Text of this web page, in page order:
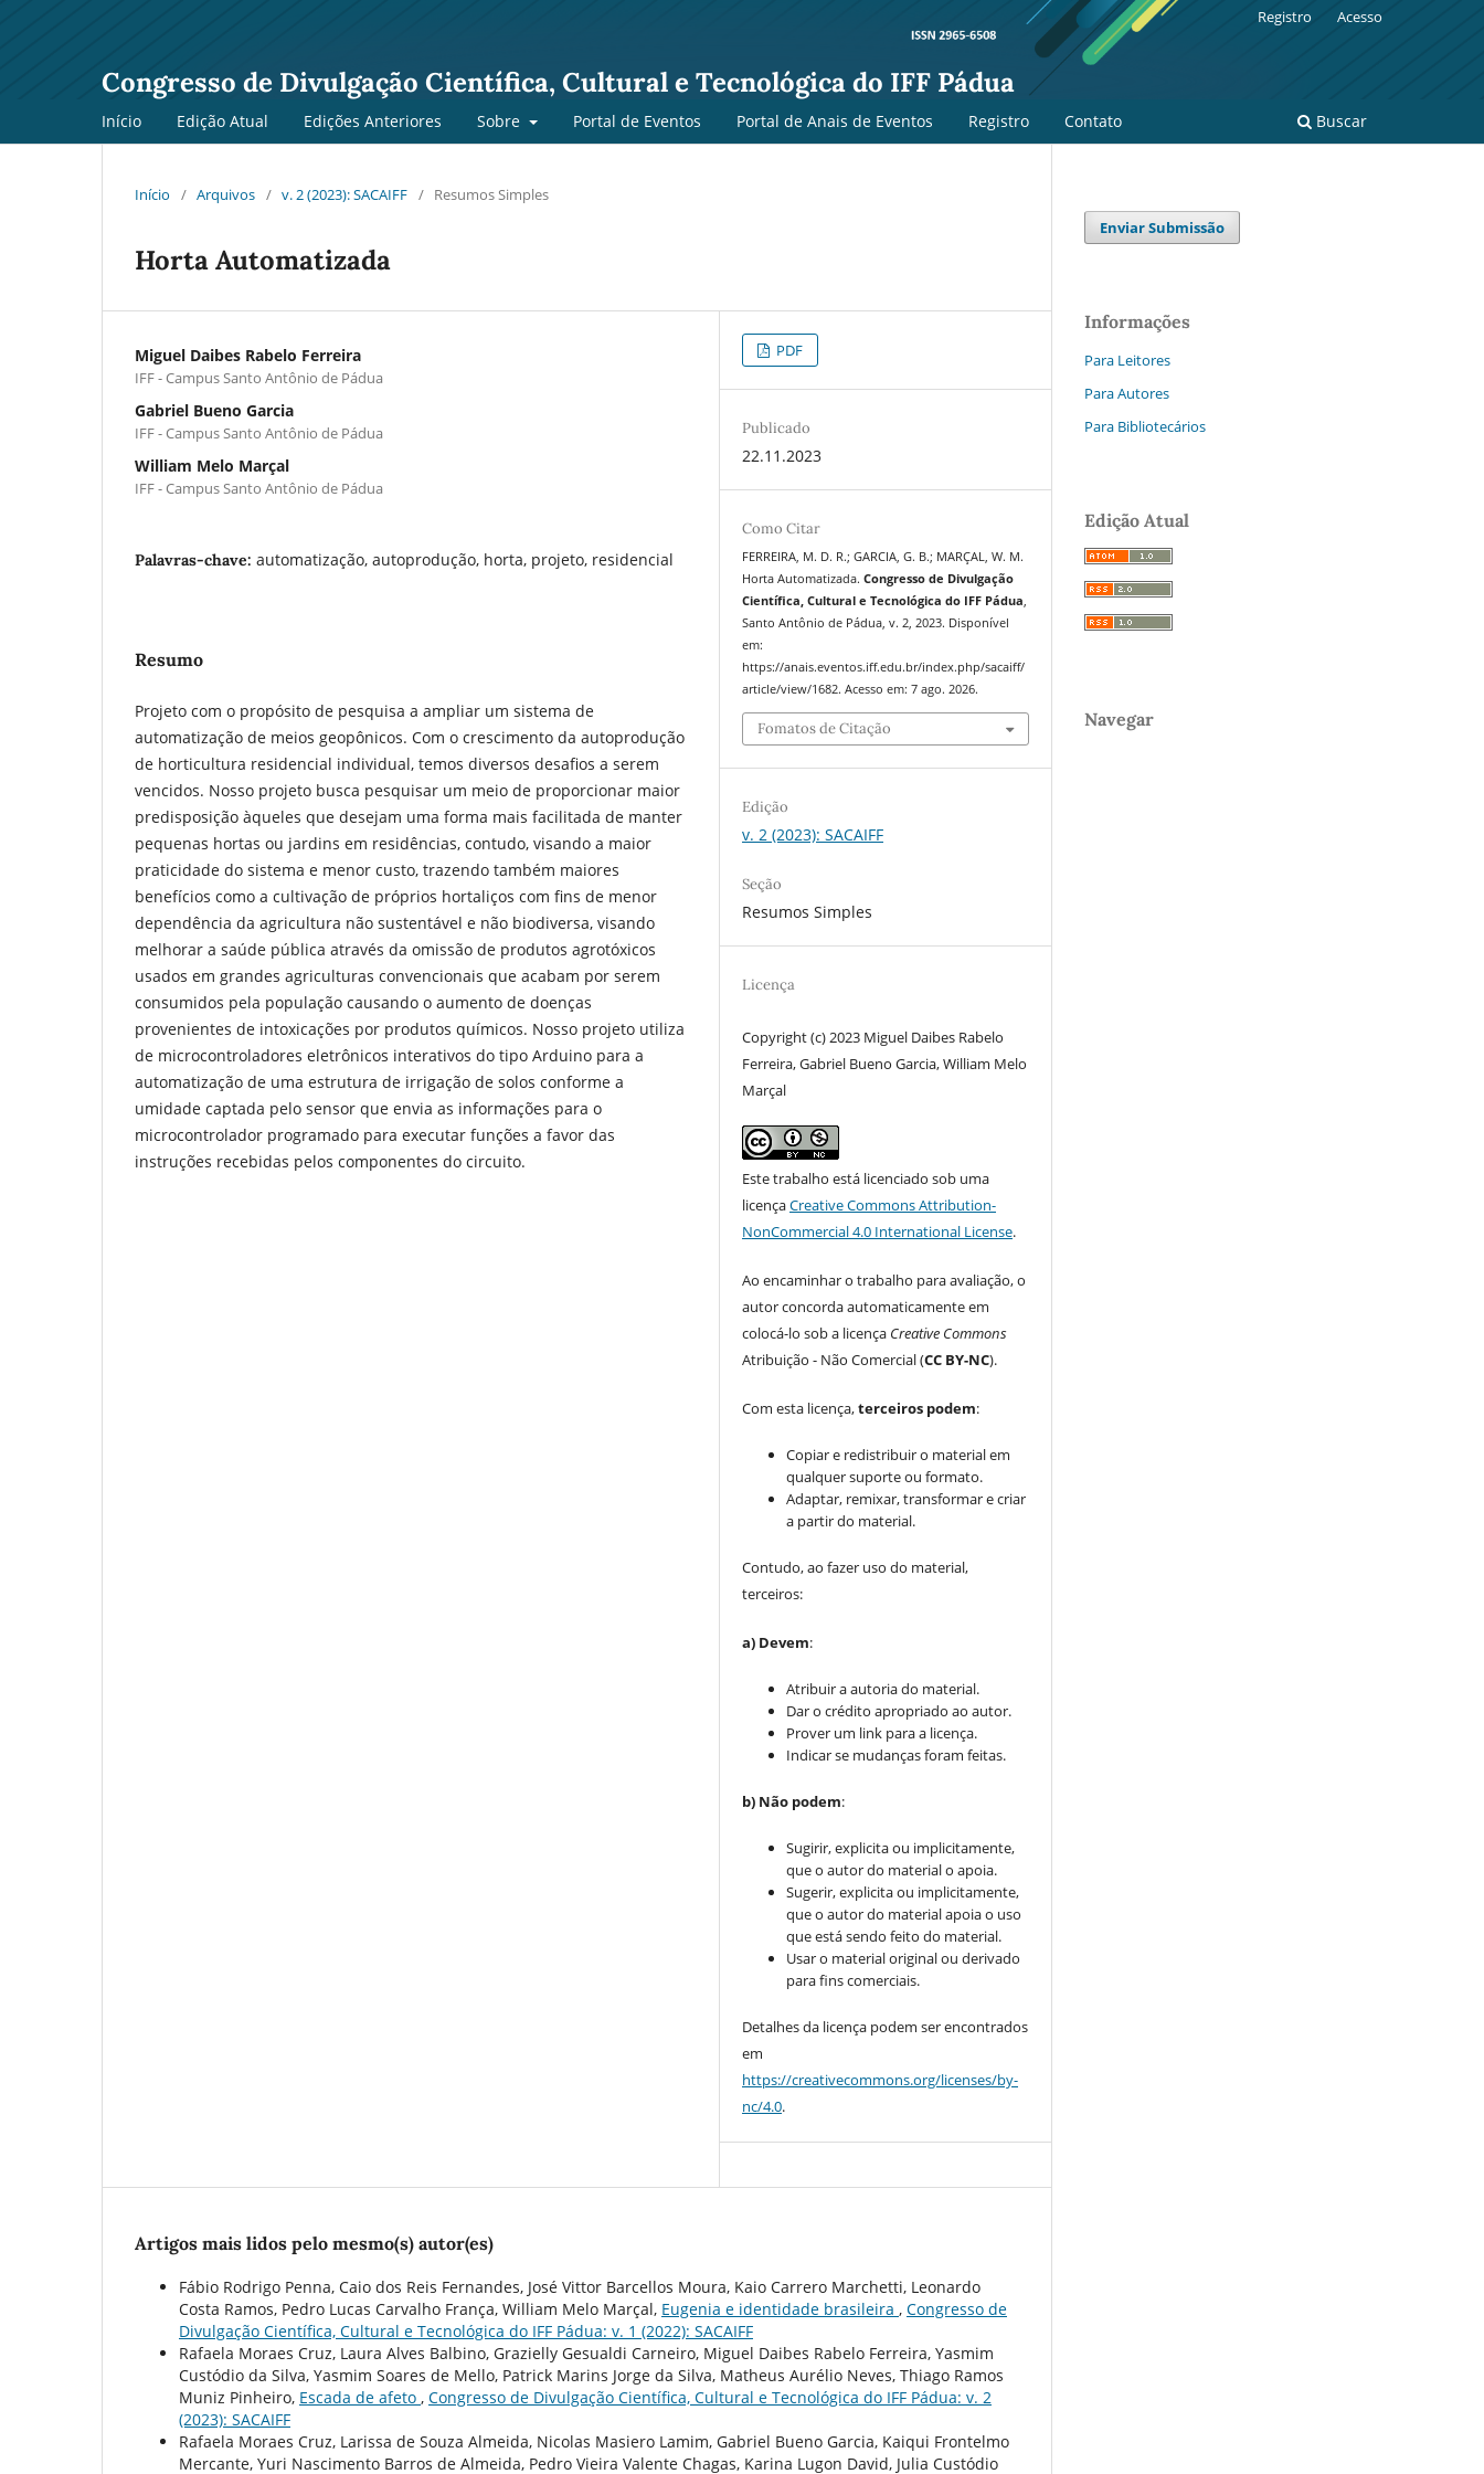
Congresso de Divulgação Científica, Cultural e Tecnológica do IFF Pádua
Início Edição Atual Edições Anteriores Sobre Portal de Eventos Portal de Anais de Eventos Registro Contato Buscar
Registro Acesso
Início / Arquivos / v. 2 (2023): SACAIFF / Resumos Simples
Horta Automatizada
Miguel Daibes Rabelo Ferreira
IFF - Campus Santo Antônio de Pádua
Gabriel Bueno Garcia
IFF - Campus Santo Antônio de Pádua
William Melo Marçal
IFF - Campus Santo Antônio de Pádua
Palavras-chave: automatização, autoprodução, horta, projeto, residencial
Resumo
Projeto com o propósito de pesquisa a ampliar um sistema de
automatização de meios geopônicos. Com o crescimento da autoprodução
de horticultura residencial individual, temos diversos desafios a serem
vencidos. Nosso projeto busca pesquisar um meio de proporcionar maior
predisposição àqueles que desejam uma forma mais facilitada de manter
pequenas hortas ou jardins em residências, contudo, visando a maior
praticidade do sistema e menor custo, trazendo também maiores
benefícios como a cultivação de próprios hortaliços com fins de menor
dependência da agricultura não sustentável e não biodiversa, visando
melhorar a saúde pública através da omissão de produtos agrotóxicos
usados em grandes agriculturas convencionais que acabam por serem
consumidos pela população causando o aumento de doenças
provenientes de intoxicações por produtos químicos. Nosso projeto utiliza
de microcontroladores eletrônicos interativos do tipo Arduino para a
automatização de uma estrutura de irrigação de solos conforme a
umidade captada pelo sensor que envia as informações para o
microcontrolador programado para executar funções a favor das
instruções recebidas pelos componentes do circuito.
PDF
Publicado
22.11.2023
Como Citar
FERREIRA, M. D. R.; GARCIA, G. B.; MARÇAL, W. M.
Horta Automatizada.Congresso de Divulgação
Científica, Cultural e Tecnológica do IFF Pádua,
Santo Antônio de Pádua, v. 2, 2023. Disponível
em:
https://anais.eventos.iff.edu.br/index.php/sacaiff/
article/view/1682. Acesso em: 7 ago. 2026.
Fomatos de Citação
Edição
v. 2 (2023): SACAIFF
Seção
Resumos Simples
Licença
Copyright (c) 2023 Miguel Daibes Rabelo
Ferreira, Gabriel Bueno Garcia, William Melo
Marçal
Este trabalho está licenciado sob uma
licençaCreative Commons Attribution-
NonCommercial 4.0 International License.
Ao encaminhar o trabalho para avaliação, o
autor concorda automaticamente em
colocá-lo sob a licença Creative Commons
Atribuição - Não Comercial (CC BY-NC).
Com esta licença,terceiros podem:
Copiar e redistribuir o material em
qualquer suporte ou formato.
Adaptar, remixar, transformar e criar
a partir do material.
Contudo, ao fazer uso do material,
terceiros:
a) Devem:
Atribuir a autoria do material.
Dar o crédito apropriado ao autor.
Prover um link para a licença.
Indicar se mudanças foram feitas.
b) Não podem:
Sugirir, explicita ou implicitamente,
que o autor do material o apoia.
Sugerir, explicita ou implicitamente,
que o autor do material apoia o uso
que está sendo feito do material.
Usar o material original ou derivado
para fins comerciais.
Detalhes da licença podem ser encontrados
em
https://creativecommons.org/licenses/by-
nc/4.0.
Artigos mais lidos pelo mesmo(s) autor(es)
Fábio Rodrigo Penna, Caio dos Reis Fernandes, José Vittor Barcellos Moura, Kaio Carrero Marchetti, Leonardo
Costa Ramos, Pedro Lucas Carvalho França, William Melo Marçal, Eugenia e identidade brasileira , Congresso de
Divulgação Científica, Cultural e Tecnológica do IFF Pádua: v. 1 (2022): SACAIFF
Rafaela Moraes Cruz, Laura Alves Balbino, Grazielly Gesualdi Carneiro, Miguel Daibes Rabelo Ferreira, Yasmim
Custódio da Silva, Yasmim Soares de Mello, Patrick Marins Jorge da Silva, Matheus Aurélio Neves, Thiago Ramos
Muniz Pinheiro, Escada de afeto , Congresso de Divulgação Científica, Cultural e Tecnológica do IFF Pádua: v. 2
(2023): SACAIFF
Rafaela Moraes Cruz, Larissa de Souza Almeida, Nicolas Masiero Lamim, Gabriel Bueno Garcia, Kaiqui Frontelmo
Mercante, Yuri Nascimento Barros de Almeida, Pedro Vieira Valente Chagas, Karina Lugon David, Julia Custódio
Enviar Submissão
Informações
Para Leitores
Para Autores
Para Bibliotecários
Edição Atual
Navegar